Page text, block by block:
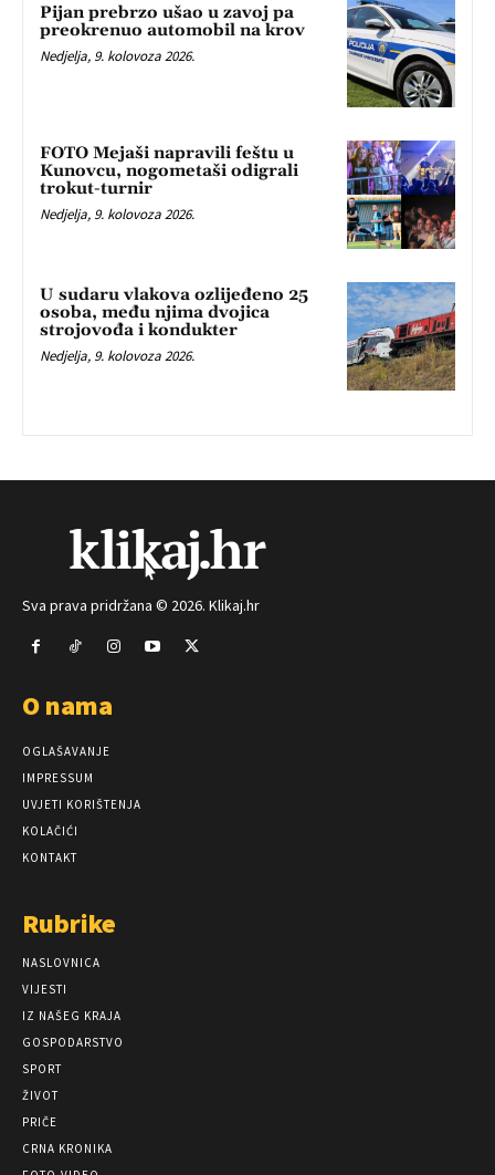
Pijan prebrzo ušao u zavoj pa
preokrenuo automobil na krov
Nedjelja, 9. kolovoza 2026.
FOTO Mejaši napravili feštu u
Kunovcu, nogometaši odigrali
trokut-turnir
Nedjelja, 9. kolovoza 2026.
U sudaru vlakova ozlijeđeno 25
osoba, među njima dvojica
strojovođa i kondukter
Nedjelja, 9. kolovoza 2026.
Sva prava pridržana © 2026. Klikaj.hr
O nama
OGLAŠAVANJE
IMPRESSUM
UVJETI KORIŠTENJA
KOLAČIĆI
KONTAKT
Rubrike
NASLOVNICA
VIJESTI
IZ NAŠEG KRAJA
GOSPODARSTVO
SPORT
ŽIVOT
PRIČE
CRNA KRONIKA